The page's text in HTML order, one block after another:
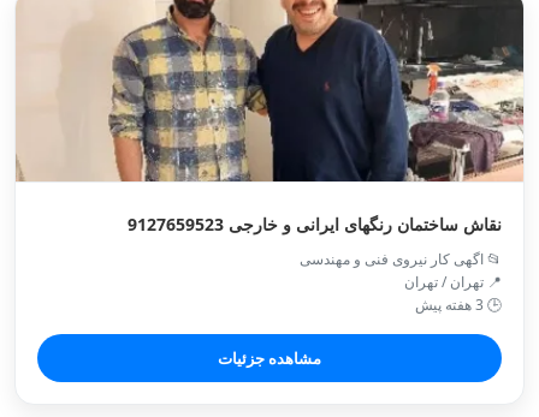
نقاش ساختمان رنگهای ایرانی و خارجی 9127659523
📂 اگهی کار نیروی فنی و مهندسی
📍 تهران / تهران
🕒 3 هفته پیش
مشاهده جزئیات